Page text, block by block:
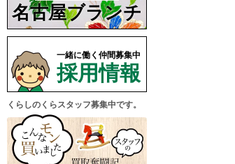
名古屋ブランチ
一緒に働く仲間募集中
採用情報
くらしのくらスタッフ募集中です。